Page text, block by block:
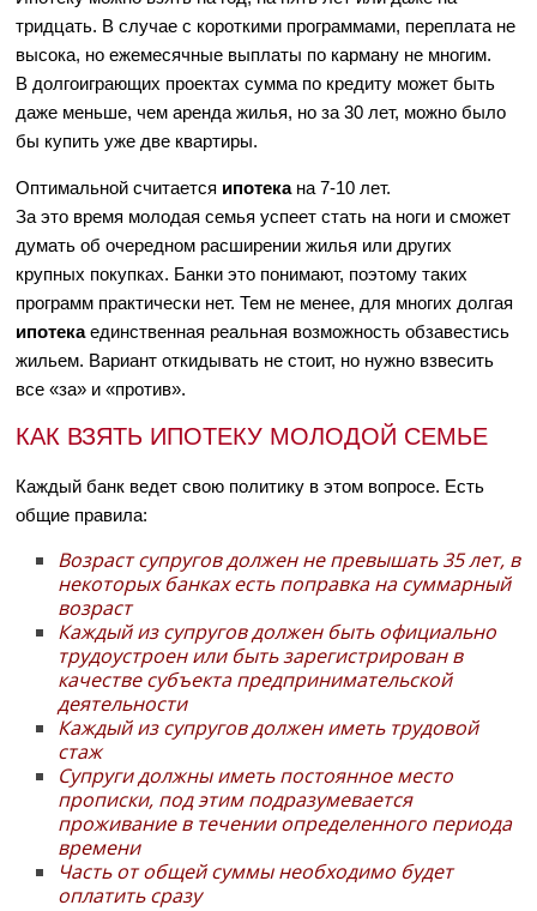
тридцать. В случае с короткими программами, переплата не
высока, но ежемесячные выплаты по карману не многим.
В долгоиграющих проектах сумма по кредиту может быть
даже меньше, чем аренда жилья, но за 30 лет, можно было
бы купить уже две квартиры.
Оптимальной считается ипотекана 7-10 лет.
За это время молодая семья успеет стать на ноги и сможет
думать об очередном расширении жилья или других
крупных покупках. Банки это понимают, поэтому таких
программ практически нет. Тем не менее, для многих долгая
ипотекаединственная реальная возможность обзавестись
жильем. Вариант откидывать не стоит, но нужно взвесить
все «за» и «против».
КАК ВЗЯТЬ ИПОТЕКУ МОЛОДОЙ СЕМЬЕ
Каждый банк ведет свою политику в этом вопросе. Есть
общие правила:
Возраст супругов должен не превышать 35 лет, в
некоторых банках есть поправка на суммарный
возраст
Каждый из супругов должен быть официально
трудоустроен или быть зарегистрирован в
качестве субъекта предпринимательской
деятельности
Каждый из супругов должен иметь трудовой
стаж
Супруги должны иметь постоянное место
прописки, под этим подразумевается
проживание в течении определенного периода
времени
Часть от общей суммы необходимо будет
оплатить сразу